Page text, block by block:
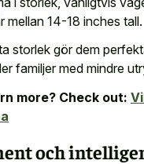
mellan 14-18 inches tall.
storlek gör dem
familjer med mindre
more? Check out:
och